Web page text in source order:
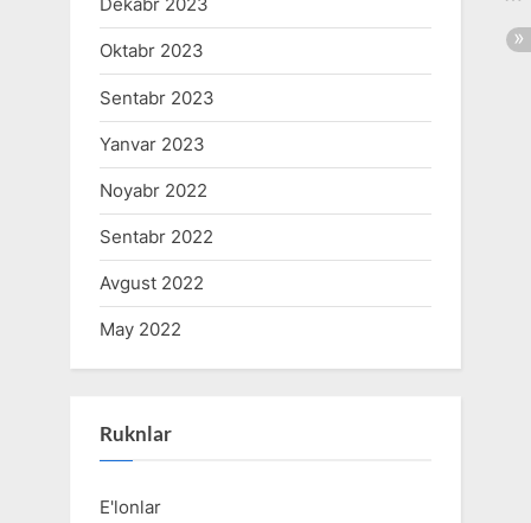
Oktabr 2023
Sentabr 2023
Yanvar 2023
Noyabr 2022
Sentabr 2022
Avgust 2022
May 2022
Ruknlar
E'lonlar